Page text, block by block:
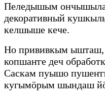
Пеледышым
декоративный
келшыше кече.
Но прививкым ышташ,
копшаҥге деч
Саскам пуышо
кугымӧрым шындаш